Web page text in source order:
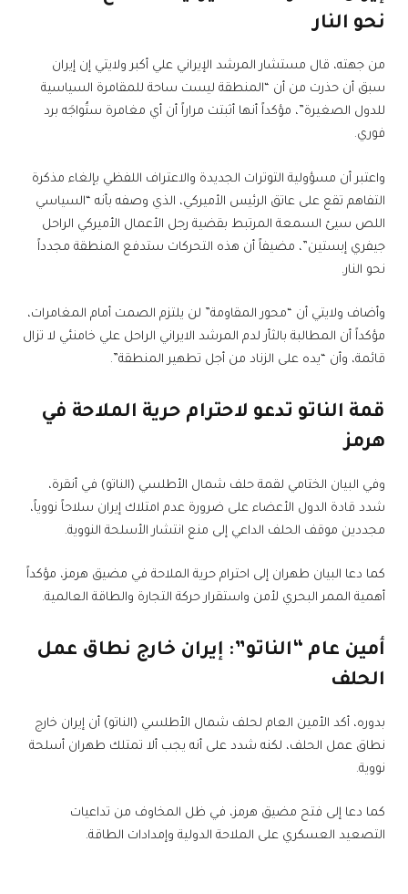
نحو النار
من جهته، قال مستشار المرشد الإيراني علي أكبر ولايتي إن إيران
سبق أن حذرت من أن “المنطقة ليست ساحة للمقامرة السياسية
للدول الصغيرة”، مؤكداً أنها أثبتت مراراً أن أي مغامرة ستُواجَه برد
فوري.
واعتبر أن مسؤولية التوترات الجديدة والاعتراف اللفظي بإلغاء مذكرة
التفاهم تقع على عاتق الرئيس الأميركي، الذي وصفه بأنه “السياسي
اللص سيئ السمعة المرتبط بقضية رجل الأعمال الأميركي الراحل
جيفري إبستين”، مضيفاً أن هذه التحركات ستدفع المنطقة مجدداً
نحو النار.
وأضاف ولايتي أن “محور المقاومة” لن يلتزم الصمت أمام المغامرات،
مؤكداً أن المطالبة بالثأر لدم المرشد الايراني الراحل علي خامنئي لا تزال
قائمة، وأن “يده على الزناد من أجل تطهير المنطقة”.
قمة الناتو تدعو لاحترام حرية الملاحة في
هرمز
وفي البيان الختامي لقمة حلف شمال الأطلسي (الناتو) في أنقرة،
شدد قادة الدول الأعضاء على ضرورة عدم امتلاك إيران سلاحاً نووياً،
مجددين موقف الحلف الداعي إلى منع انتشار الأسلحة النووية.
كما دعا البيان طهران إلى احترام حرية الملاحة في مضيق هرمز، مؤكداً
أهمية الممر البحري لأمن واستقرار حركة التجارة والطاقة العالمية.
أمين عام “الناتو”: إيران خارج نطاق عمل
الحلف
بدوره، أكد الأمين العام لحلف شمال الأطلسي (الناتو) أن إيران خارج
نطاق عمل الحلف، لكنه شدد على أنه يجب ألا تمتلك طهران أسلحة
نووية.
كما دعا إلى فتح مضيق هرمز، في ظل المخاوف من تداعيات
التصعيد العسكري على الملاحة الدولية وإمدادات الطاقة.